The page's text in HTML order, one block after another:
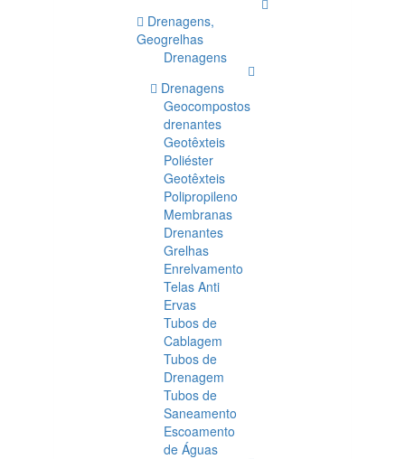
Drenagens,
Geogrelhas
Drenagens
Drenagens
Geocompostos
drenantes
Geotêxteis
Poliéster
Geotêxteis
Polipropileno
Membranas
Drenantes
Grelhas
Enrelvamento
Telas Anti
Ervas
Tubos de
Cablagem
Tubos de
Drenagem
Tubos de
Saneamento
Escoamento
de Águas